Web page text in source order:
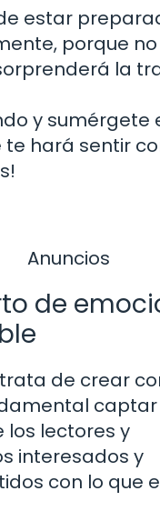
estar
porque
la
y sumérgete
te hará sentir
Anuncios
de
de crear
captar
los lectores y
interesados y
con lo que